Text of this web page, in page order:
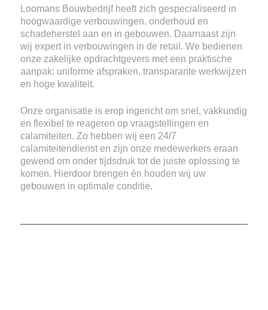
Loomans Bouwbedrijf heeft zich gespecialiseerd in
hoogwaardige verbouwingen, onderhoud en
schadeherstel aan en in gebouwen. Daarnaast zijn
wij expert in verbouwingen in de retail. We bedienen
onze zakelijke opdrachtgevers met een praktische
aanpak: uniforme afspraken, transparante werkwijzen
en hoge kwaliteit.
Onze organisatie is erop ingericht om snel, vakkundig
en flexibel te reageren op vraagstellingen en
calamiteiten. Zo hebben wij een 24/7
calamiteitendienst en zijn onze medewerkers eraan
gewend om onder tijdsdruk tot de juiste oplossing te
komen. Hierdoor brengen én houden wij uw
gebouwen in optimale conditie.